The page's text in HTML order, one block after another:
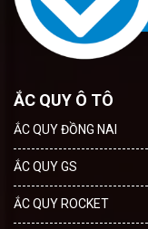
ẮC QUY Ô TÔ
ẮC QUY ĐỒNG NAI
ẮC QUY GS
ẮC QUY ROCKET